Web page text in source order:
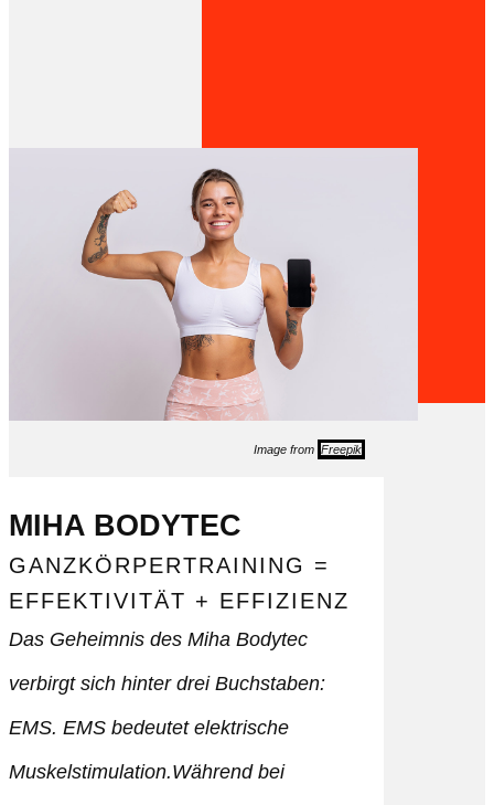
MIHA BODYTEC
GANZKÖRPERTRAINING =
EFFEKTIVITÄT + EFFIZIENZ
Das Geheimnis des Miha Bodytec
verbirgt sich hinter drei Buchstaben:
EMS. EMS bedeutet elektrische
Muskelstimulation.Während bei
Image from Freepik